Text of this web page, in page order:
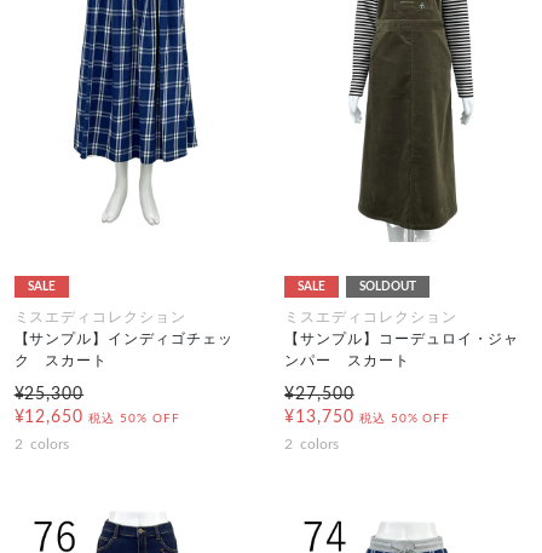
SALE
ミスエディコレクション
【サンプル】インディゴチェッ
ク スカート
¥25,300
¥12,650 税込 50% OFF
2 colors
SALE SOLDOUT
ミスエディコレクション
【サンプル】コーデュロイ・ジャ
ンパー スカート
¥27,500
¥13,750 税込 50% OFF
2 colors